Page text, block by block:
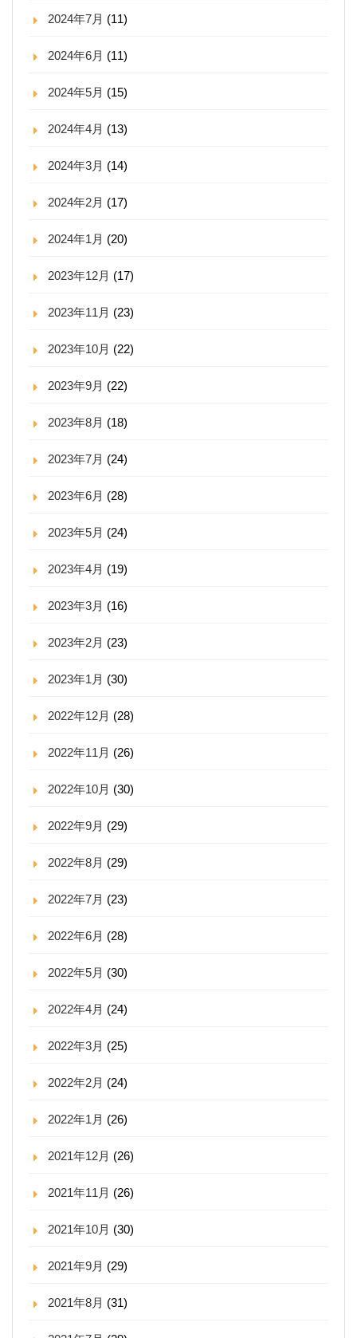
2024年7月 (11)
2024年6月 (11)
2024年5月 (15)
2024年4月 (13)
2024年3月 (14)
2024年2月 (17)
2024年1月 (20)
2023年12月 (17)
2023年11月 (23)
2023年10月 (22)
2023年9月 (22)
2023年8月 (18)
2023年7月 (24)
2023年6月 (28)
2023年5月 (24)
2023年4月 (19)
2023年3月 (16)
2023年2月 (23)
2023年1月 (30)
2022年12月 (28)
2022年11月 (26)
2022年10月 (30)
2022年9月 (29)
2022年8月 (29)
2022年7月 (23)
2022年6月 (28)
2022年5月 (30)
2022年4月 (24)
2022年3月 (25)
2022年2月 (24)
2022年1月 (26)
2021年12月 (26)
2021年11月 (26)
2021年10月 (30)
2021年9月 (29)
2021年8月 (31)